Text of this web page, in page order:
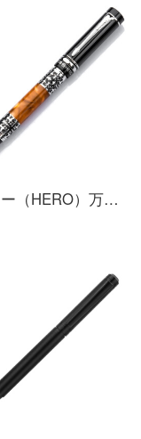
ヒーロー（HERO）万年筆黒イリジウム金ペンアクリルインクペン明尖1023